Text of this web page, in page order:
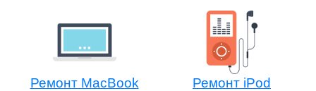
Ремонт MacBook Ремонт iPod